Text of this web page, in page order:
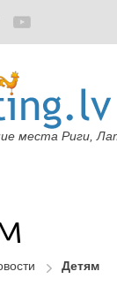
места Риги,
Детям